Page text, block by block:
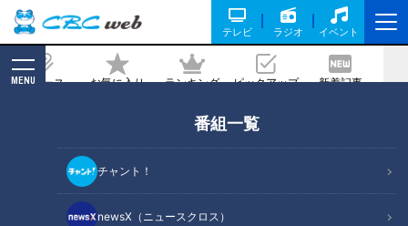
テレビ ラジオ イベント
ニュース お気に入り ランキング ピックアップ 新着記事
MENU
番組一覧
チャント！
newsX（ニュースクロス）
に食中毒が多い3つの理由と予防のポイ
ント
2024/09/29 07:10